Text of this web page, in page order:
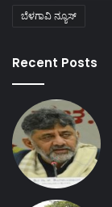
ಬೆಳಗಾವಿ ನ್ಯೂಸ್
Recent Posts